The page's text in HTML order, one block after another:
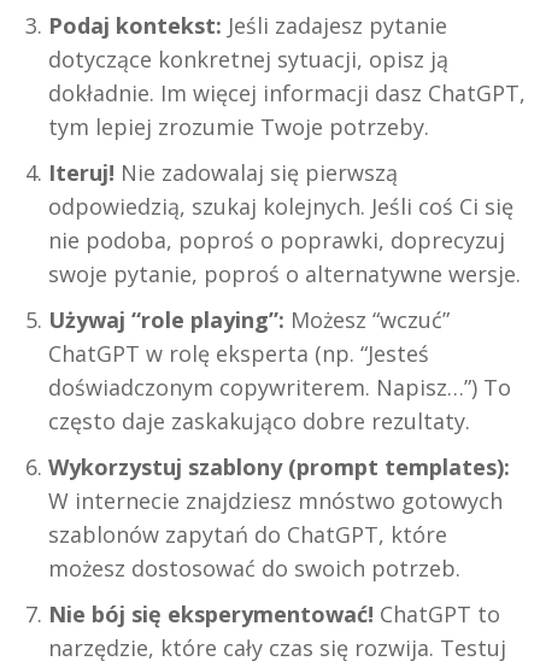
Podaj kontekst: Jeśli zadajesz pytanie
dotyczące konkretnej sytuacji, opisz ją
dokładnie. Im więcej informacji dasz ChatGPT,
tym lepiej zrozumie Twoje potrzeby.
Iteruj! Nie zadowalaj się pierwszą
odpowiedzią, szukaj kolejnych. Jeśli coś Ci się
nie podoba, poproś o poprawki, doprecyzuj
swoje pytanie, poproś o alternatywne wersje.
Używaj “role playing”: Możesz “wczuć”
ChatGPT w rolę eksperta (np. “Jesteś
doświadczonym copywriterem. Napisz…”) To
często daje zaskakująco dobre rezultaty.
Wykorzystuj szablony (prompt templates):
W internecie znajdziesz mnóstwo gotowych
szablonów zapytań do ChatGPT, które
możesz dostosować do swoich potrzeb.
Nie bój się eksperymentować! ChatGPT to
narzędzie, które cały czas się rozwija. Testuj